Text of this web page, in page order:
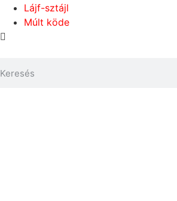
Lájf-sztájl
Múlt köde